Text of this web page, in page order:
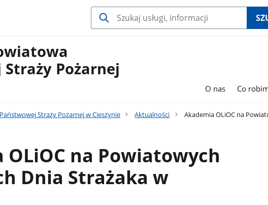
Pożarnej
O nas Co
Straży Pożarnej w Cieszynie Aktualności Akademia OLiOC na
OLiOC na Powiatowych
Dnia Strażaka w